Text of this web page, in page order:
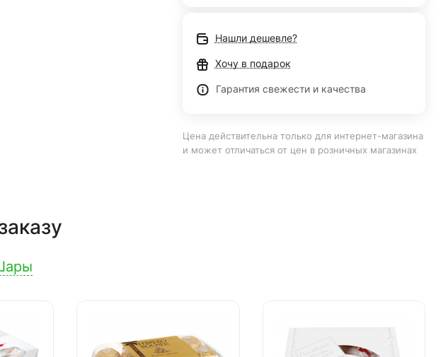
Нашли дешевле?
Хочу в подарок
Гарантия свежести и качества
Цена действительна только для интернет-магазина
и может отличаться от цен в розничных магазинах